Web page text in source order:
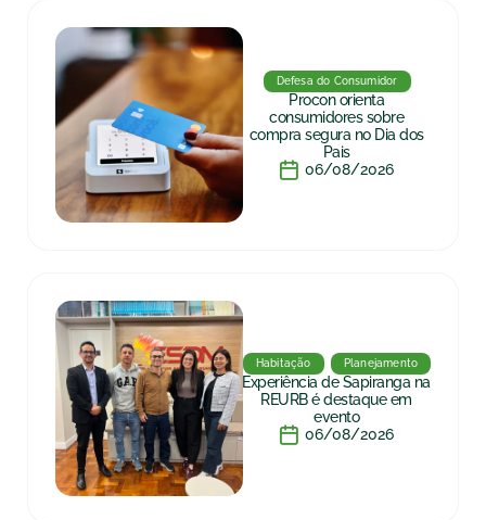
Defesa do Consumidor
Procon orienta
consumidores sobre
compra segura no Dia dos
Pais
06/08/2026
Habitação Planejamento
Experiência de Sapiranga na
REURB é destaque em
evento
06/08/2026